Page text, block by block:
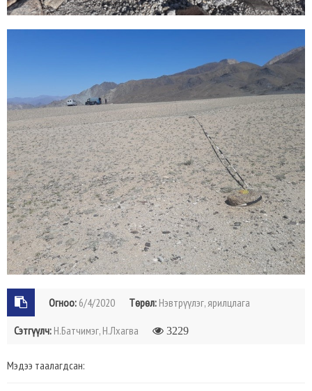
Огноо: 6/4/2020 Төрөл: Нэвтрүүлэг, ярилцлага
Сэтгүүлч: Н.Батчимэг, Н.Лхагва 3229
Мэдээ таалагдсан: